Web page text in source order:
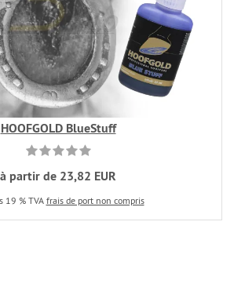
HOOFGOLD BlueStuff
à partir de 23,82 EUR
19 % TVAfrais de port non compris